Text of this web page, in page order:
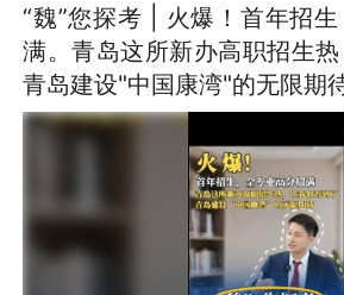
“魏”您探考 | 火爆！首年招
满。青岛这所新办高职招生
青岛建设"中国康湾"的无限期